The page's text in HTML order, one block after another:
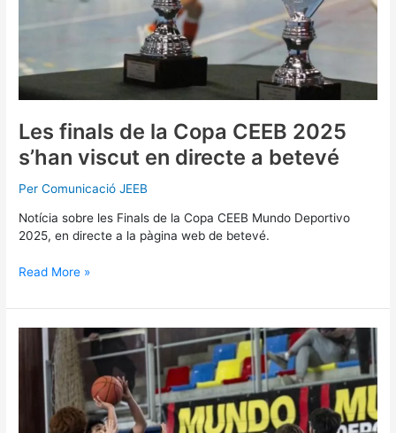
Les finals de la Copa CEEB 2025
s’han viscut en directe a betevé
Per Comunicació JEEB
Notícia sobre les Finals de la Copa CEEB Mundo Deportivo
2025, en directe a la pàgina web de betevé.
Read More »
Sigue
streaming
Copa
CEEB